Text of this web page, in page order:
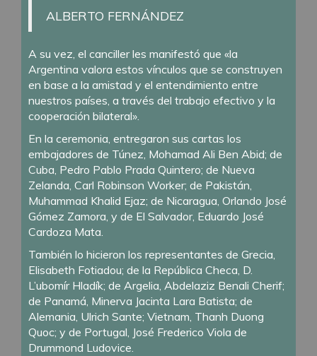
ALBERTO FERNÁNDEZ
A su vez, el canciller les manifestó que «la
Argentina valora estos vínculos que se construyen
en base a la amistad y el entendimiento entre
nuestros países, a través del trabajo efectivo y la
cooperación bilateral».
En la ceremonia, entregaron sus cartas los
embajadores de Túnez, Mohamad Ali Ben Abid; de
Cuba, Pedro Pablo Prada Quintero; de Nueva
Zelanda, Carl Robinson Worker; de Pakistán,
Muhammad Khalid Ejaz; de Nicaragua, Orlando José
Gómez Zamora, y de El Salvador, Eduardo José
Cardoza Mata.
También lo hicieron los representantes de Grecia,
Elisabeth Fotiadou; de la República Checa, D.
L’ubomír Hladík; de Argelia, Abdelaziz Benali Cherif;
de Panamá, Minerva Jacinta Lara Batista; de
Alemania, Ulrich Sante; Vietnam, Thanh Duong
Quoc; y de Portugal, José Frederico Viola de
Drummond Ludovice.